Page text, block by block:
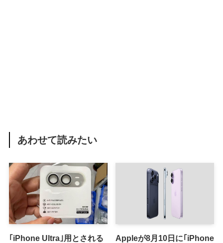
あわせて読みたい
｢iPhone Ultra｣用とされる
Appleが8月10日に｢iPhone